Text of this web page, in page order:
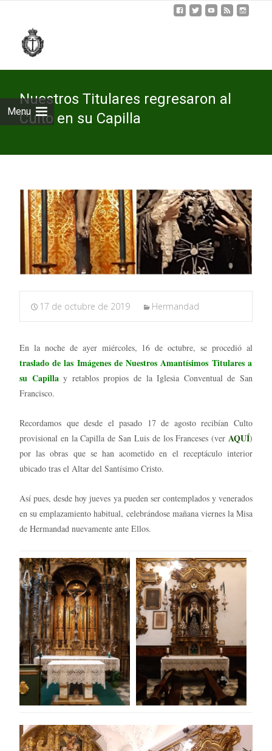
Menu
Nuestros Titulares regresaron al
Culto en su Capilla
17 de octubre de 2019 Hermandad
En la noche de ayer miércoles, 16 de octubre, se procedió al
traslado de las Imágenes de Nuestros Amantísimos Titulares a
su Capillay retablos propios de la Iglesia Conventual de San
Francisco.
Recordamos que desde el pasado 17 de agosto recibían Culto
provisional en la Capilla de San Luis de los Franceses (ver AQUÍ)
por las obras que se han acometido en el receptáculo interior
ubicado tras el Altar del Santísimo Cristo.
Así pues, desde hoy jueves ya pueden ser contemplados y venerados
en su emplazamiento habitual, celebrándose mañana viernes la Misa
de Hermandad nuevamente ante Ellos.